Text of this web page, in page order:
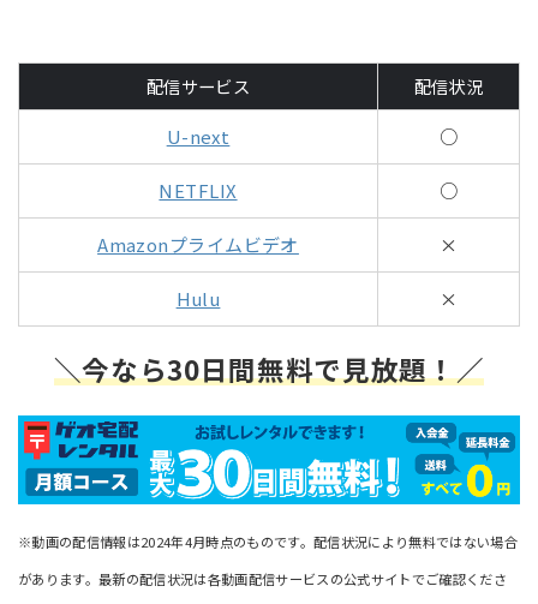
配信サービス
配信状況
U-next
○
NETFLIX ○
Amazonプライムビデオ ×
Hulu ×
＼今なら30日間無料で見放題！／
※動画の配信情報は2024年4月時点のものです。配信状況により無料ではない場合
があります。最新の配信状況は各動画配信サービスの公式サイトでご確認くださ